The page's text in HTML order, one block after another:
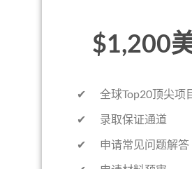
$1,200
✔ 全球Top20顶尖项
✔ 录取保证通道
✔ 申请常见问题解答